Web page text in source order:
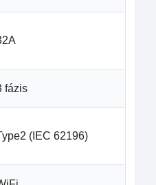
fázis
(IEC 62196)